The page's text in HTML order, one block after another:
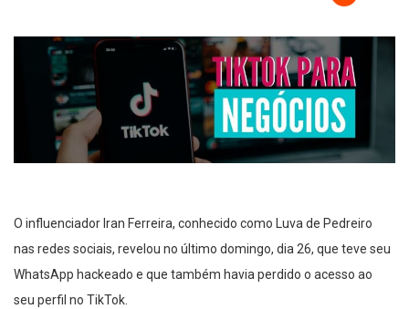
O influenciador Iran Ferreira, conhecido como Luva de Pedreiro
nas redes sociais, revelou no último domingo, dia 26, que teve seu
WhatsApp hackeado e que também havia perdido o acesso ao
seu perfil no TikTok.